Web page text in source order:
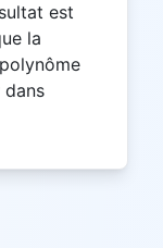
est
la
dans